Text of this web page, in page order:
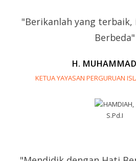
"Berikanlah yang
Berbeda"
H.
KETUA YAYASAN PERGURUAN